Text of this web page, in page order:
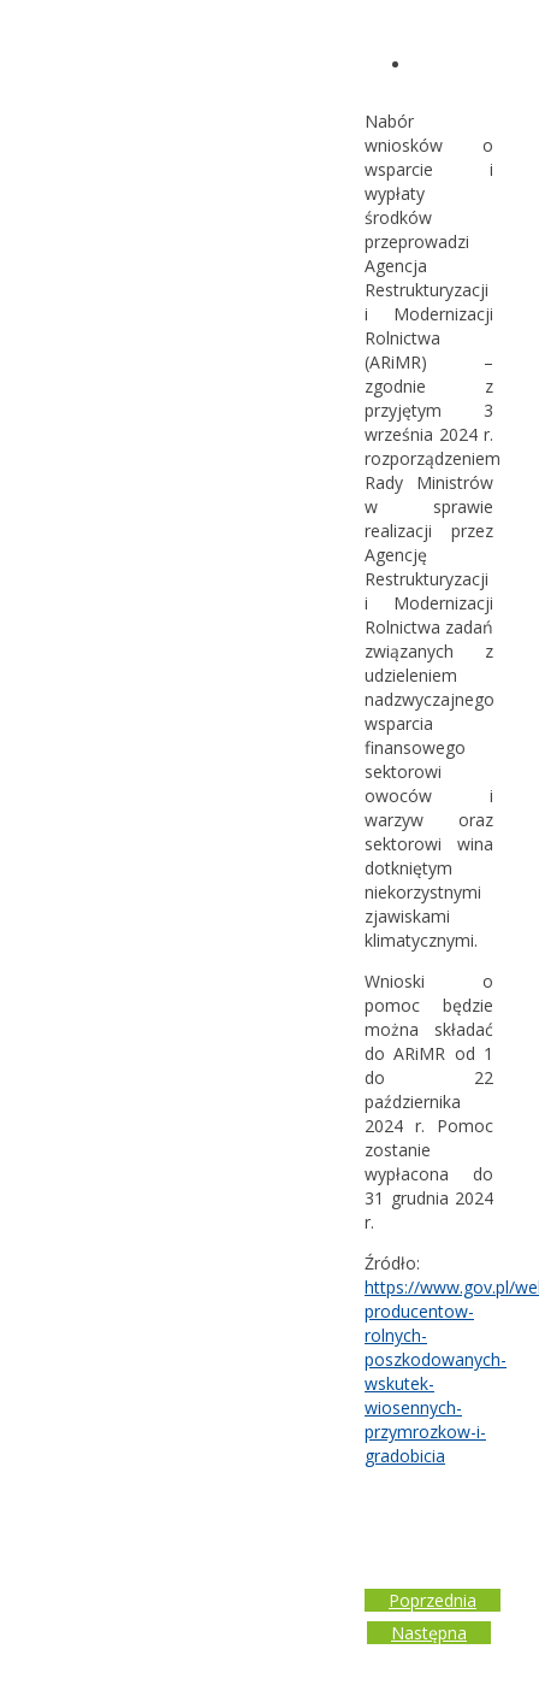
Nabór
wniosków o
wsparcie i
wypłaty
środków
przeprowadzi
Agencja
Restrukturyzacji
i Modernizacji
Rolnictwa
(ARiMR) –
zgodnie z
przyjętym 3
września 2024 r.
rozporządzeniem
Rady Ministrów
w sprawie
realizacji przez
Agencję
Restrukturyzacji
i Modernizacji
Rolnictwa zadań
związanych z
udzieleniem
nadzwyczajnego
wsparcia
finansowego
sektorowi
owoców i
warzyw oraz
sektorowi wina
dotkniętym
niekorzystnymi
zjawiskami
klimatycznymi.
Wnioski o
pomoc będzie
można składać
do ARiMR od 1
do 22
października
2024 r. Pomoc
zostanie
wypłacona do
31 grudnia 2024
r.
Źródło:
https://www.gov.pl/
producentow-
rolnych-
poszkodowanych-
wskutek-
wiosennych-
przymrozkow-i-
gradobicia
Poprzednia
Następna